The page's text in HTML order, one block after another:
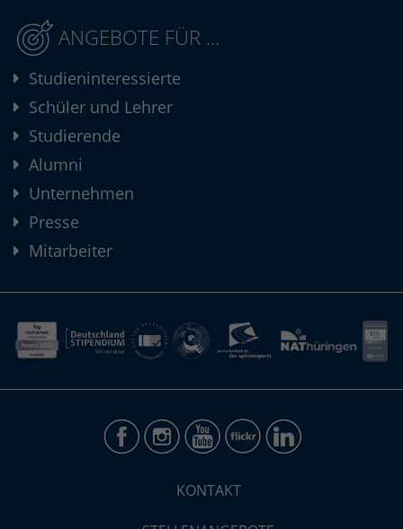
ANGEBOTE FÜR ...
Studieninteressierte
Schüler und Lehrer
Studierende
Alumni
Unternehmen
Presse
Mitarbeiter
KONTAKT